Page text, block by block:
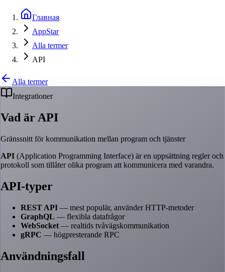
Главная
AppStar
Alla termer
API
Alla termer
Integrationer
Vad är API
Gränssnitt för kommunikation mellan program och tjänster
API (Application Programming Interface) är en uppsättning regler och
protokoll som tillåter olika program att kommunicera med varandra.
API-typer
REST API — mest populär, använder HTTP-metoder
GraphQL — flexibla datafrågor
WebSocket — realtids tvåvägskommunikation
gRPC — högpresterande RPC
Användningsfall